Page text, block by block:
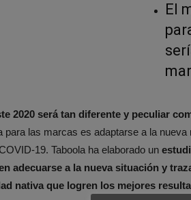
El
2020 será tan diferente y peculiar
para las marcas es adaptarse a la
19. Taboola ha elaborado un
adecuarse a la nueva situación y
nativa que logren los mejores